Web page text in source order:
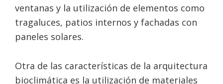
ventanas y la utilización de elementos como
tragaluces, patios internos y fachadas con
paneles solares.
Otra de las características de la arquitectura
bioclimática es la utilización de materiales